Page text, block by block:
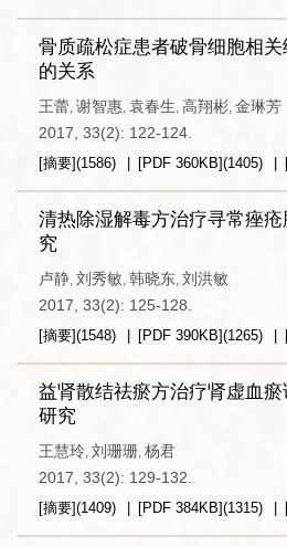
骨质疏松症患者破骨细胞相
的关系
王蕾, 谢智惠, 袁春生, 高翔彬, 金琳芳
2017, 33(2): 122-124.
[摘要](1586) [PDF 360KB](1405)
清热除湿解毒方治疗寻常痤
究
卢静, 刘秀敏, 韩晓东, 刘洪敏
2017, 33(2): 125-128.
[摘要](1548) [PDF 390KB](1265)
益肾散结祛瘀方治疗肾虚血
研究
王慧玲, 刘珊珊, 杨君
2017, 33(2): 129-132.
[摘要](1409) [PDF 384KB](1315)